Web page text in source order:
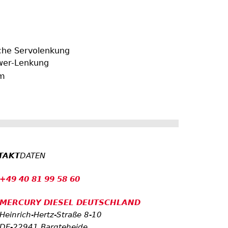
Servolenkung
Lenkung
DATEN
+49 40 81 99 58 60
MERCURY DIESEL DEUTSCHLAND
Heinrich-Hertz-Straße 8-10